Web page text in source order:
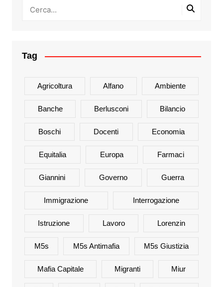
Tag
Agricoltura Alfano Ambiente
Banche Berlusconi Bilancio
Boschi Docenti Economia
Equitalia Europa Farmaci
Giannini Governo Guerra
Immigrazione Interrogazione
Istruzione Lavoro Lorenzin
M5s M5s Antimafia M5s Giustizia
Mafia Capitale Migranti Miur